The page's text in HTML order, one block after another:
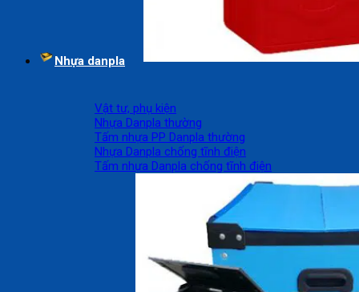
Nhựa danpla
Vật tư, phụ kiện
Nhựa Danpla thường
Tấm nhựa PP Danpla thường
Nhựa Danpla chống tĩnh điện
Tấm nhựa Danpla chống tĩnh điện